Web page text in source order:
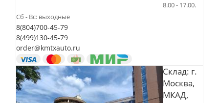
8.00 - 17.00.
Сб - Вс: выходные
8(804)700-45-79
8(499)130-45-79
order@kmtxauto.ru
Склад: г.
Москва,
МКАД,